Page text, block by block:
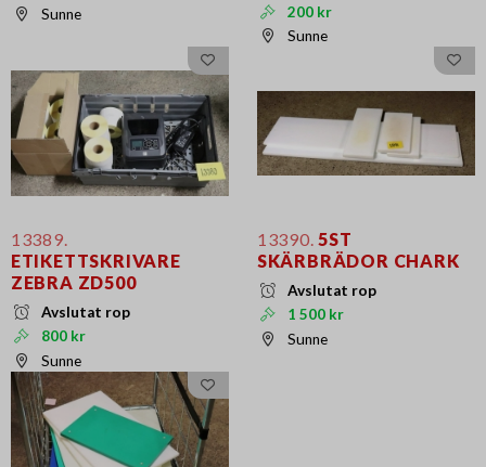
Sunne
200 kr
Sunne
13389.
ETIKETTSKRIVARE
ZEBRA ZD500
Avslutat rop
800 kr
Sunne
13390. 5ST
SKÄRBRÄDOR CHARK
Avslutat rop
1 500 kr
Sunne